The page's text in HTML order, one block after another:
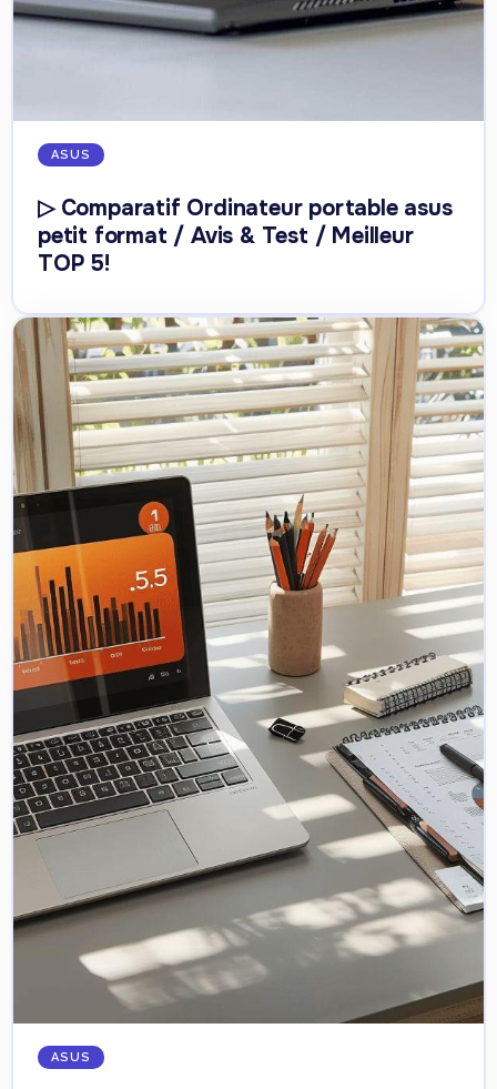
ASUS
▷ Comparatif Ordinateur portable asus
petit format / Avis & Test / Meilleur
TOP 5!
ASUS